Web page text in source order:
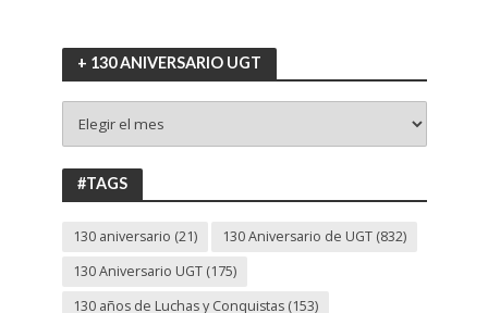
+ 130 ANIVERSARIO UGT
130
ANIVERSARIO
UGT
#TAGS
130 aniversario (21) 130 Aniversario de UGT(832)
130 Aniversario UGT(175)
130 años de Luchas y Conquistas(153)